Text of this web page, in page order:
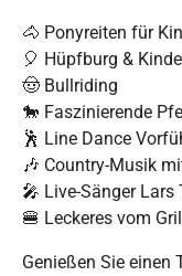
🐴 Ponyreiten für
🎈 Hüpfburg &
🤠 Bullriding
🐎 Faszinierende
🕺 Line Dance
🎶 Country-Musik
🎤 Live-Sänger
🍔 Leckeres vom
Genießen Sie einen